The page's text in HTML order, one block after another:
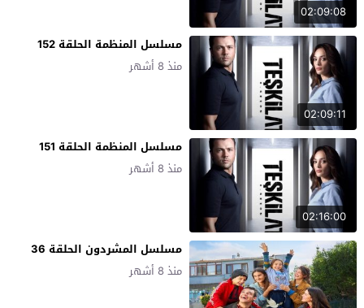
02:09:08
02:09:11
مسلسل المنظمة الحلقة 152
منذ 8 أشهر
02:16:00
مسلسل المنظمة الحلقة 151
منذ 8 أشهر
مسلسل المشردون الحلقة 36
منذ 8 أشهر